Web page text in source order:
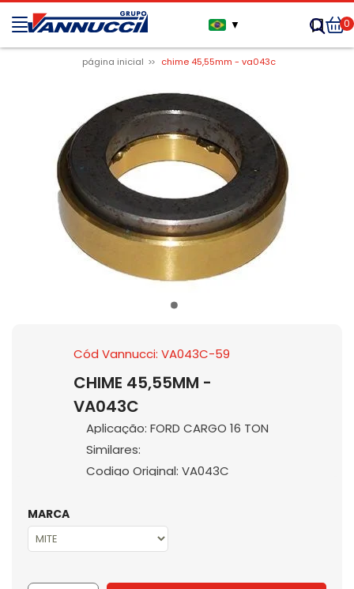
▼ 0
página inicial chime 45,55mm - va043c
Cód Vannucci: VA043C-59
CHIME 45,55MM -
VA043C
Aplicação: FORD CARGO 16 TON
Similares:
Codigo Original: VA043C
MARCA